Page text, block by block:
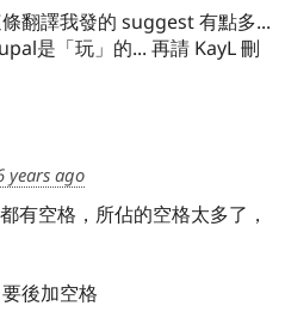
翻譯我發的 suggest 有點多...
是「玩」的... 再請 KayL 刪
years ago
有空格，所佔的空格太多了，
後加空格